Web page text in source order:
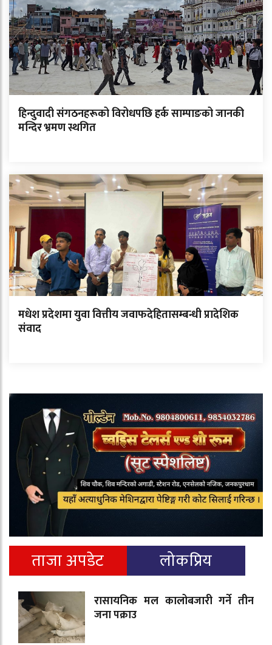
हिन्दुवादी संगठनहरूको विरोधपछि हर्क साम्पाङको जानकी
मन्दिर भ्रमण स्थगित
मधेश प्रदेशमा युवा वित्तीय जवाफदेहितासम्बन्धी प्रादेशिक
संवाद
ताजा अपडेट लोकप्रिय
रासायनिक मल कालोबजारी गर्ने तीन
जना पक्राउ